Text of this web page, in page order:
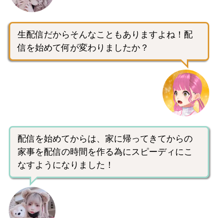
生配信だからそんなこともありますよね！配
信を始めて何が変わりましたか？
配信を始めてからは、家に帰ってきてからの
家事を配信の時間を作る為にスピーディにこ
なすようになりました！